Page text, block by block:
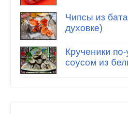
Чипсы из
духовке)
Крученики
соусом из